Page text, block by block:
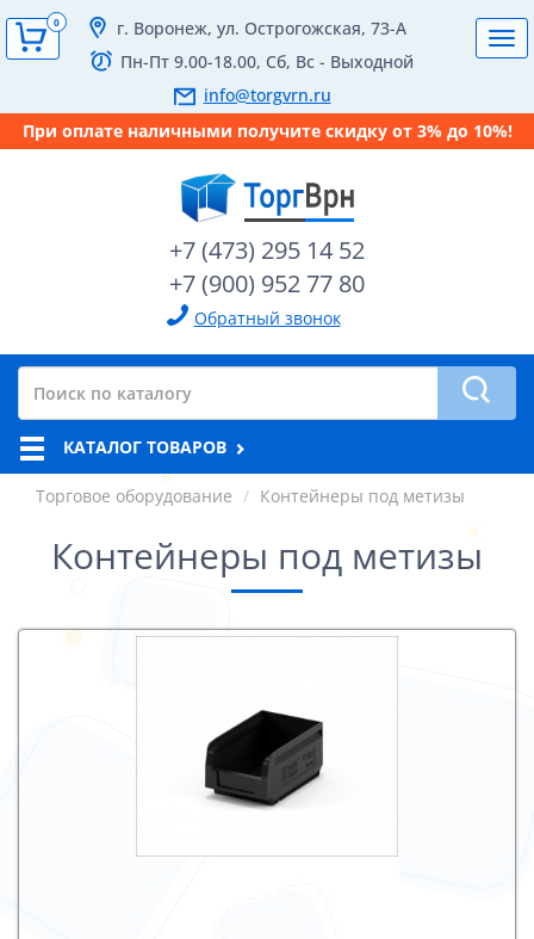
г. Воронеж, ул. Острогожская, 73-А
Пн-Пт 9.00-18.00, Сб, Вс - Выходной
info@torgvrn.ru
При оплате наличными получите скидку от 3% до 10%!
+7 (473) 295 14 52
+7 (900) 952 77 80
Обратный звонок
0
КАТАЛОГ ТОВАРОВ
Торговое оборудование Контейнеры под метизы
Контейнеры под метизы